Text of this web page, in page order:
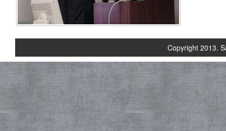
Copyright 2013.